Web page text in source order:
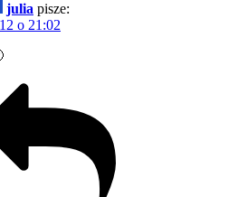
julia pisze:
o 21:02